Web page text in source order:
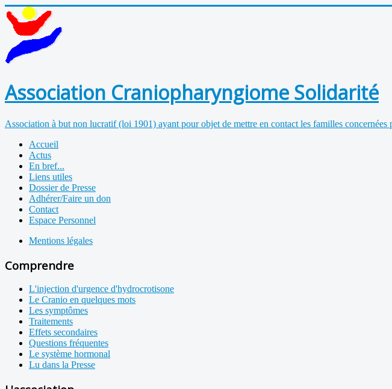
Association Craniopharyngiome Solidarité
Association à but non lucratif (loi 1901) ayant pour objet de mettre en contact les familles
Accueil
Actus
En bref...
Liens utiles
Dossier de Presse
Adhérer/Faire un don
Contact
Espace Personnel
Mentions légales
Comprendre
L'injection d'urgence d'hydrocrotisone
Le Cranio en quelques mots
Les symptômes
Traitements
Effets secondaires
Questions fréquentes
Le système hormonal
Lu dans la Presse